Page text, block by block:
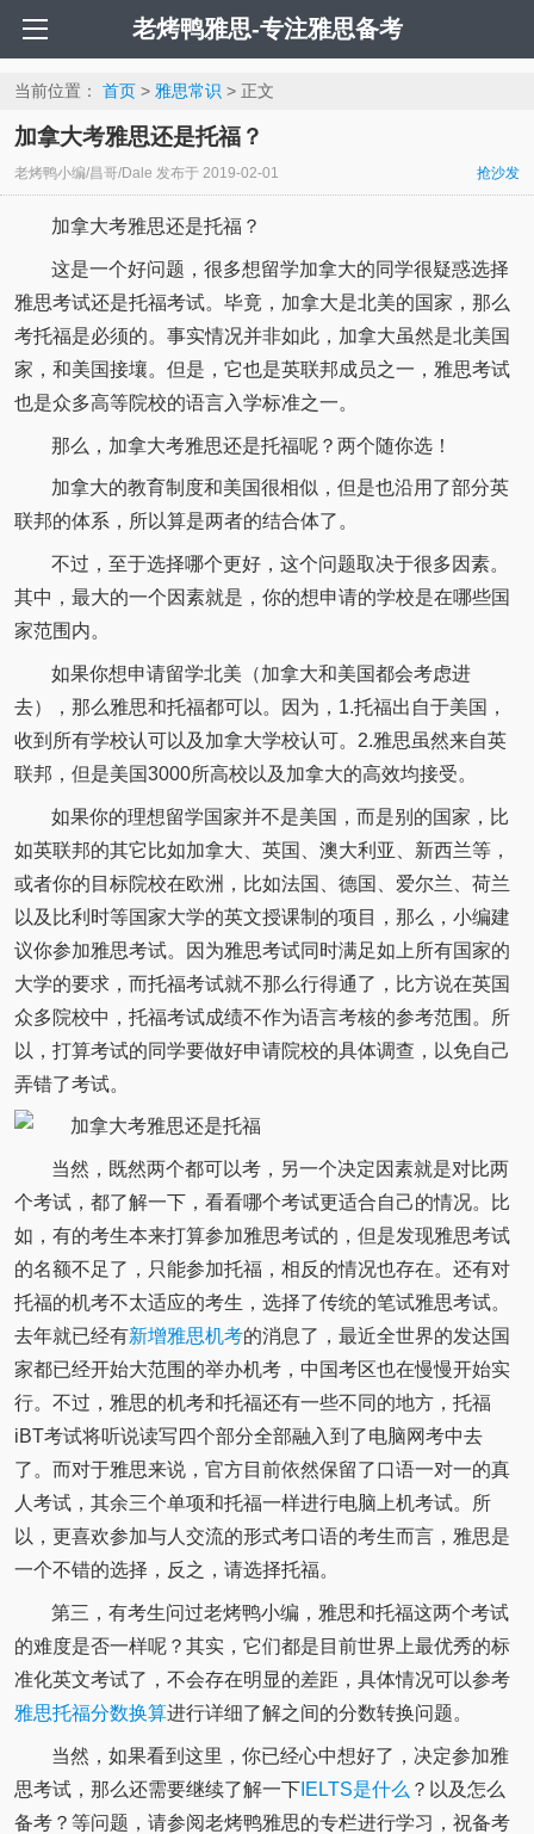
老烤鸭雅思-专注雅思备考
当前位置： 首页> 雅思常识 > 正文
加拿大考雅思还是托福？
老烤鸭小编/昌哥/Dale 发布于 2019-02-01 抢沙发
加拿大考雅思还是托福？
这是一个好问题，很多想留学加拿大的同学很疑惑选择
雅思考试还是托福考试。毕竟，加拿大是北美的国家，那么
考托福是必须的。事实情况并非如此，加拿大虽然是北美国
家，和美国接壤。但是，它也是英联邦成员之一，雅思考试
也是众多高等院校的语言入学标准之一。
那么，加拿大考雅思还是托福呢？两个随你选！
加拿大的教育制度和美国很相似，但是也沿用了部分英
联邦的体系，所以算是两者的结合体了。
不过，至于选择哪个更好，这个问题取决于很多因素。
其中，最大的一个因素就是，你的想申请的学校是在哪些国
家范围内。
如果你想申请留学北美（加拿大和美国都会考虑进
去），那么雅思和托福都可以。因为，1.托福出自于美国，
收到所有学校认可以及加拿大学校认可。2.雅思虽然来自英
联邦，但是美国3000所高校以及加拿大的高效均接受。
如果你的理想留学国家并不是美国，而是别的国家，比
如英联邦的其它比如加拿大、英国、澳大利亚、新西兰等，
或者你的目标院校在欧洲，比如法国、德国、爱尔兰、荷兰
以及比利时等国家大学的英文授课制的项目，那么，小编建
议你参加雅思考试。因为雅思考试同时满足如上所有国家的
大学的要求，而托福考试就不那么行得通了，比方说在英国
众多院校中，托福考试成绩不作为语言考核的参考范围。所
以，打算考试的同学要做好申请院校的具体调查，以免自己
弄错了考试。
当然，既然两个都可以考，另一个决定因素就是对比两
个考试，都了解一下，看看哪个考试更适合自己的情况。比
如，有的考生本来打算参加雅思考试的，但是发现雅思考试
的名额不足了，只能参加托福，相反的情况也存在。还有对
托福的机考不太适应的考生，选择了传统的笔试雅思考试。
去年就已经有新增雅思机考的消息了，最近全世界的发达国
家都已经开始大范围的举办机考，中国考区也在慢慢开始实
行。不过，雅思的机考和托福还有一些不同的地方，托福
iBT考试将听说读写四个部分全部融入到了电脑网考中去
了。而对于雅思来说，官方目前依然保留了口语一对一的真
人考试，其余三个单项和托福一样进行电脑上机考试。所
以，更喜欢参加与人交流的形式考口语的考生而言，雅思是
一个不错的选择，反之，请选择托福。
第三，有考生问过老烤鸭小编，雅思和托福这两个考试
的难度是否一样呢？其实，它们都是目前世界上最优秀的标
准化英文考试了，不会存在明显的差距，具体情况可以参考
雅思托福分数换算进行详细了解之间的分数转换问题。
当然，如果看到这里，你已经心中想好了，决定参加雅
思考试，那么还需要继续了解一下IELTS是什么 ？以及怎么
备考？等问题，请参阅老烤鸭雅思的专栏进行学习，祝备考